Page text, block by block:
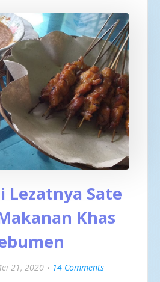
Lezatnya Sate
Khas
21, 2020 14 Comments